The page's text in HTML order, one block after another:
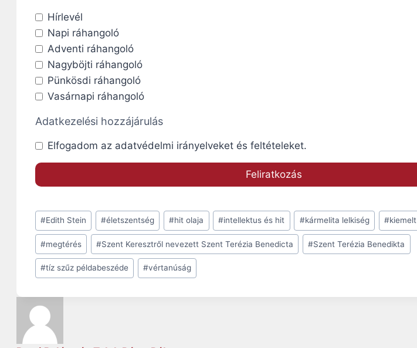
Hírlevél
Napi ráhangoló
Adventi ráhangoló
Nagyböjti ráhangoló
Pünkösdi ráhangoló
Vasárnapi ráhangoló
Adatkezelési hozzájárulás
Elfogadom az adatvédelmi irányelveket és feltételeket.
Post
Tags:
#Edith Stein #életszentség #hit olaja #intellektus és hit #kármelita lelkiség #kiemelt
#megtérés #Szent Keresztről nevezett Szent Terézia Benedicta #Szent Terézia Benedikta
#tíz szűz példabeszéde #vértanúság